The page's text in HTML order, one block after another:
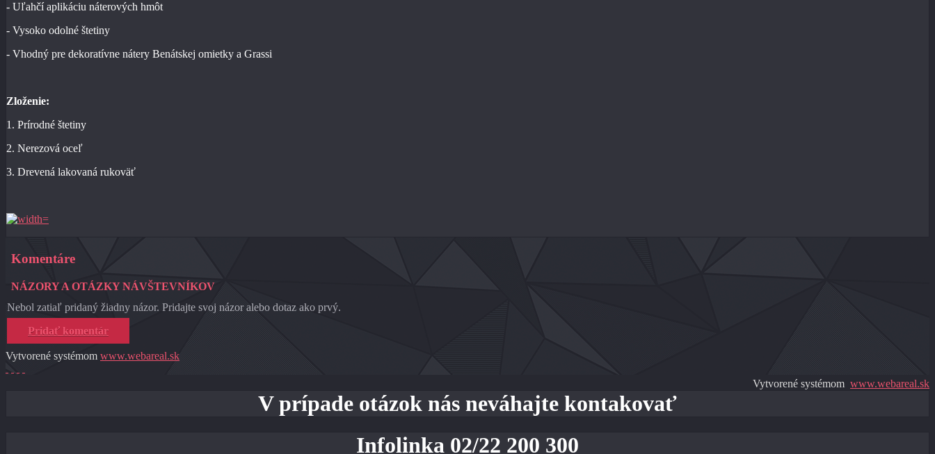
- Uľahčí aplikáciu náterových hmôt
- Vysoko odolné štetiny
- Vhodný pre dekoratívne nátery Benátskej omietky a Grassi
Zloženie:
1. Prírodné štetiny
2. Nerezová oceľ
3. Drevená lakovaná rukoväť
Komentáre
NÁZORY A OTÁZKY NÁVŠTEVNÍKOV
Nebol zatiaľ pridaný žiadny názor. Pridajte svoj názor alebo dotaz ako prvý.
Pridať komentár
Vytvorené systémom www.webareal.sk
Vytvorené systémom www.webareal.sk
V prípade otázok nás neváhajte kontakovať
Infolinka 02/22 200 300